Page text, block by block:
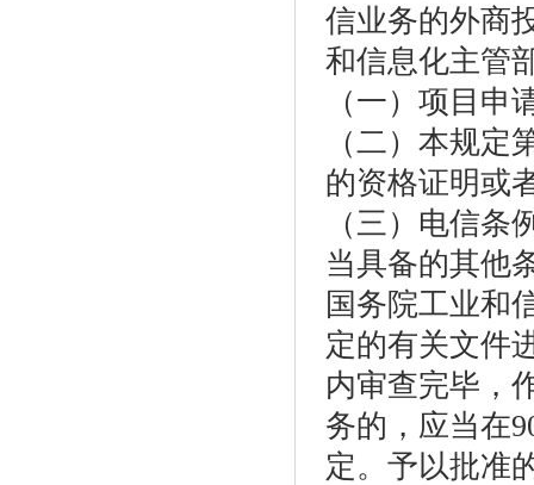
信业务的外商
和信息化主管
（一）项目申
（二）本规
的资格证明或
（三）电信
当具备的其他
国务院工业和
定的有关文件
内审查完毕，
务的，应当在
定。予以批准